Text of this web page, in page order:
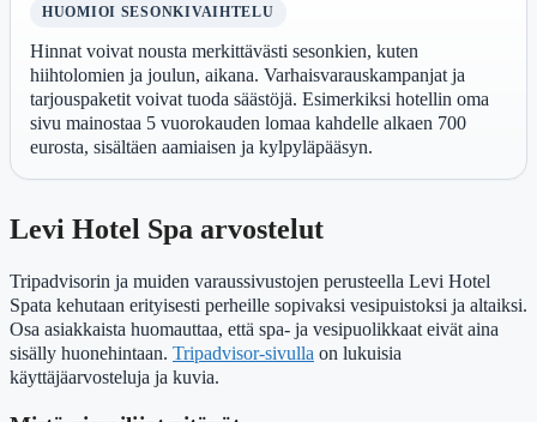
HUOMIOI SESONKIVAIHTELU
Hinnat voivat nousta merkittävästi sesonkien, kuten
hiihtolomien ja joulun, aikana. Varhaisvarauskampanjat ja
tarjouspaketit voivat tuoda säästöjä. Esimerkiksi hotellin oma
sivu mainostaa 5 vuorokauden lomaa kahdelle alkaen 700
eurosta, sisältäen aamiaisen ja kylpyläpääsyn.
Levi Hotel Spa arvostelut
Tripadvisorin ja muiden varaussivustojen perusteella Levi Hotel
Spata kehutaan erityisesti perheille sopivaksi vesipuistoksi ja altaiksi.
Osa asiakkaista huomauttaa, että spa- ja vesipuolikkaat eivät aina
sisälly huonehintaan. Tripadvisor-sivulla on lukuisia
käyttäjäarvosteluja ja kuvia.